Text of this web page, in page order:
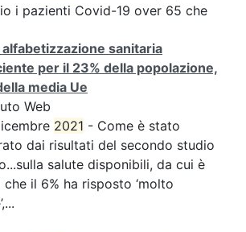
i pazienti Covid-19 over 65 che
alfabetizzazione sanitaria
per il 23% della popolazione,
media Ue
Web
2021 - Come è stato
dai risultati del secondo studio
salute disponibili, da cui è
che il 6% ha risposto ‘molto